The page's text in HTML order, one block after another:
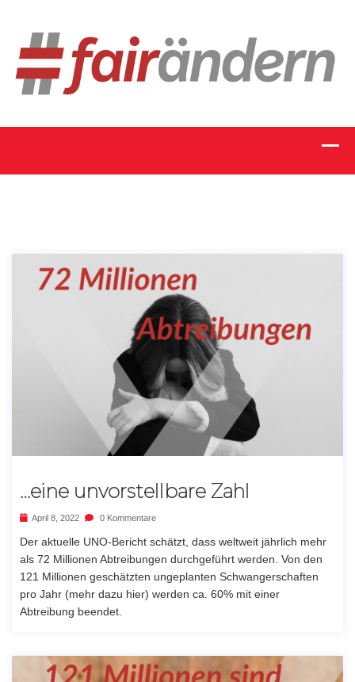
…eine unvorstellbare Zahl
April 8, 2022 0 Kommentare
Der aktuelle UNO-Bericht schätzt, dass weltweit jährlich mehr
als 72 Millionen Abtreibungen durchgeführt werden. Von den
121 Millionen geschätzten ungeplanten Schwangerschaften
pro Jahr (mehr dazu hier) werden ca. 60% mit einer
Abtreibung beendet.